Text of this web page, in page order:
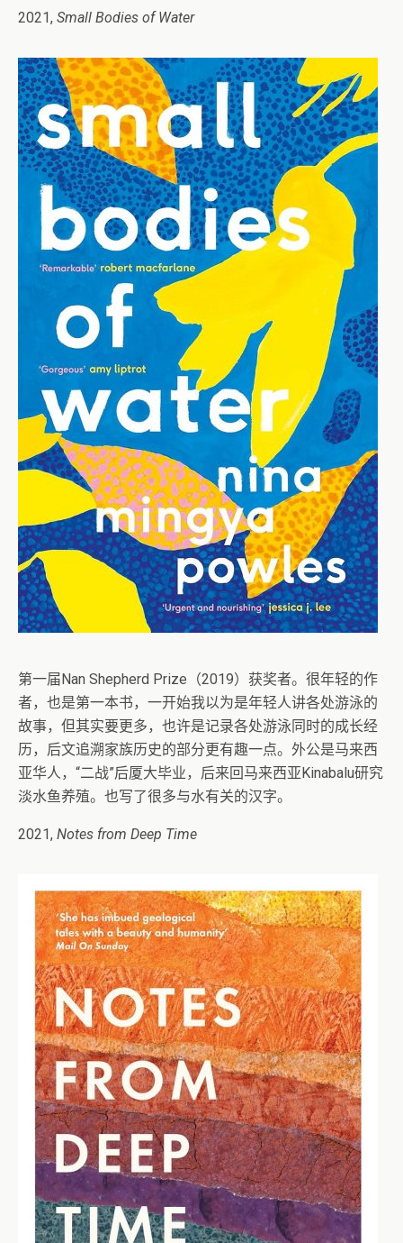
2021, Small Bodies of Water
第一届Nan Shepherd Prize（2019）获奖者。很年轻的作
者，也是第一本书，一开始我以为是年轻人讲各处游泳的
故事，但其实要更多，也许是记录各处游泳同时的成长经
历，后文追溯家族历史的部分更有趣一点。外公是马来西
亚华人，“二战”后厦大毕业，后来回马来西亚Kinabalu研究
淡水鱼养殖。也写了很多与水有关的汉字。
2021, Notes from Deep Time